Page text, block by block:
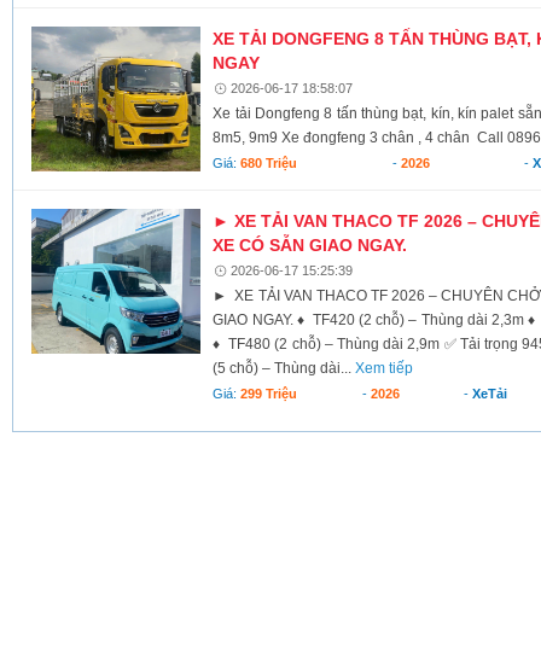
XE TẢI DONGFENG 8 TẤN THÙNG
NGAY
2026-06-17 18:58:07
Xe tải Dongfeng 8 tấn thùng bạt, kín, kín palet
8m5, 9m9 Xe đongfeng 3 chân , 4 chân Call
Giá:680 Triệu - 2026 -
► XE TẢI VAN THACO TF 2026 –
XE CÓ SẴN GIAO NGAY.
2026-06-17 15:25:39
► XE TẢI VAN THACO TF 2026 – CHUYÊN
GIAO NGAY. ♦ TF420 (2 chỗ) – Thùng dài 2,3m
♦ TF480 (2 chỗ) – Thùng dài 2,9m ✅ Tải trọng
(5 chỗ) – Thùng dài...Xem tiếp
Giá:299 Triệu - 2026 - XeTải